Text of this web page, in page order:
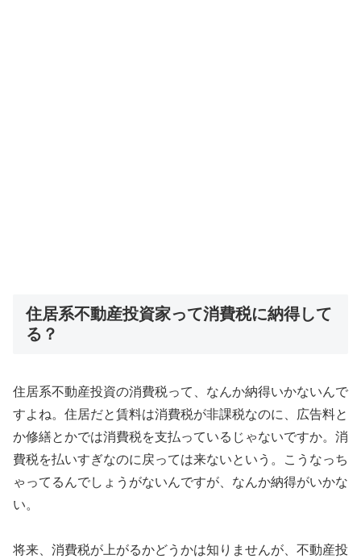
住居系不動産投資家って消費税に納得して
る？
住居系不動産投資の消費税って、なんか納得いかないんで
すよね。住居だと賃料は消費税が非課税なのに、広告料と
か修繕とかでは消費税を支払っているじゃないですか。消
費税を払いすぎなのに戻っては来ないという。こうなっち
ゃってるんでしょうがないんですが、なんか納得がいかな
い。
将来、消費税が上がるかどうかは知りませんが、不動産投